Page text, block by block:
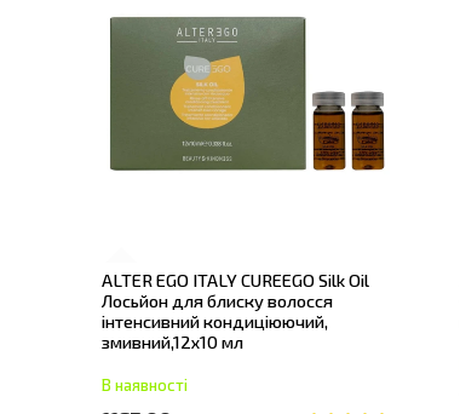
ALTER EGO ITALY CUREEGO Silk Oil
Лосьйон для блиску волосся
інтенсивний кондиціюючий,
змивний,12х10 мл
В наявності